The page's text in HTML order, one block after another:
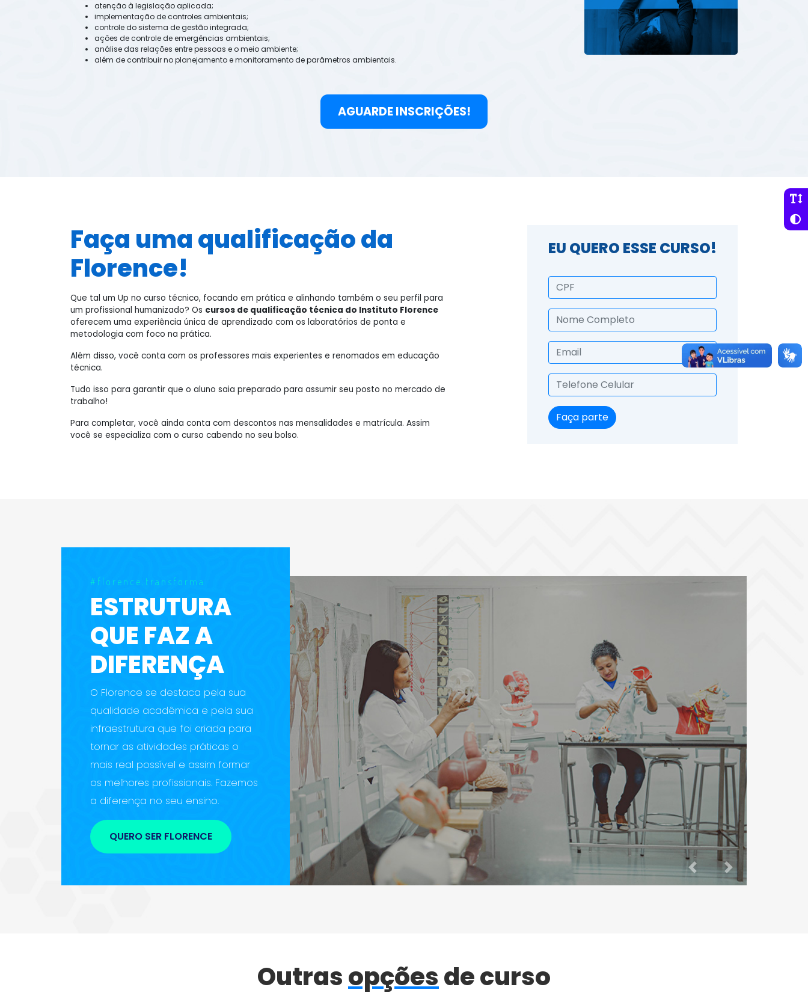
atenção à legislação aplicada;
implementação de controles ambientais;
controle do sistema de gestão integrada;
ações de controle de emergências ambientais;
análise das relações entre pessoas e o meio ambiente;
além de contribuir no planejamento e monitoramento de parâmetros ambientais.
AGUARDE INSCRIÇÕES!
Faça uma qualificação da
Florence!
Que tal um Up no curso técnico, focando em prática e alinhando também o seu perfil para
um profissional humanizado? Os cursos de qualificação técnica do Instituto Florence
oferecem uma experiência única de aprendizado com os laboratórios de ponta e
metodologia com foco na prática.
Além disso, você conta com os professores mais experientes e renomados em educação
técnica.
Tudo isso para garantir que o aluno saia preparado para assumir seu posto no mercado de
trabalho!
Para completar, você ainda conta com descontos nas mensalidades e matrícula. Assim
você se especializa com o curso cabendo no seu bolso.
EU QUERO ESSE CURSO!
Faça parte
#florence.transforma
ESTRUTURA
QUE FAZ A
DIFERENÇA
O Florence se destaca pela sua
qualidade acadêmica e pela sua
infraestrutura que foi criada para
tornar as atividades práticas o
mais real possível e assim formar
os melhores profissionais. Fazemos
a diferença no seu ensino.
QUERO SER FLORENCE
Previous Next
Outrasopçõesde curso